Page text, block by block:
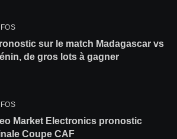
sur le match Madagascar vs
de gros lots à gagner
Market Electronics pronostic
Coupe CAF